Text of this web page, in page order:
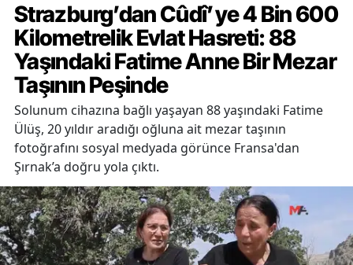
Strazburg’dan Cûdî’ye 4 Bin 600
Kilometrelik Evlat Hasreti: 88
Yaşındaki Fatime Anne Bir Mezar
Taşının Peşinde
Solunum cihazına bağlı yaşayan 88 yaşındaki Fatime
Ülüş, 20 yıldır aradığı oğluna ait mezar taşının
fotoğrafını sosyal medyada görünce Fransa'dan
Şırnak’a doğru yola çıktı.